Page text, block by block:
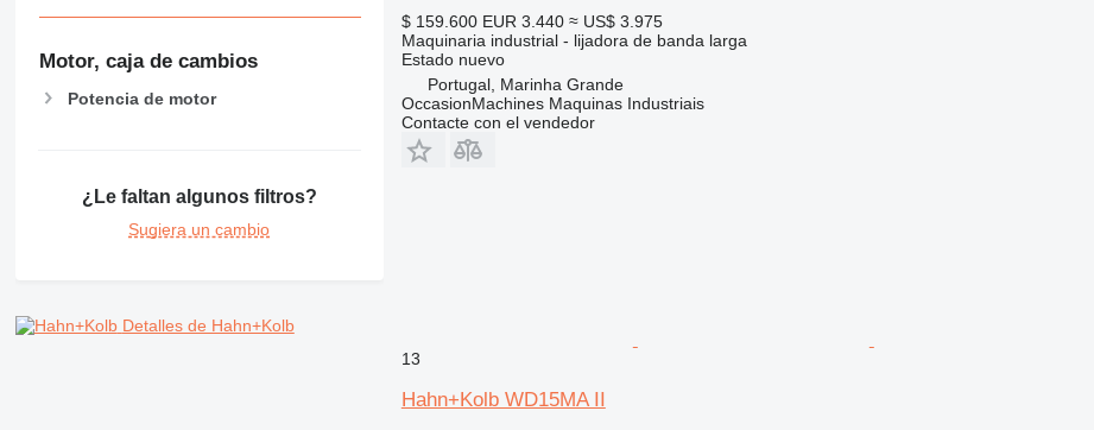
Motor, caja de cambios
Potencia de motor
¿Le faltan algunos filtros?
Sugiera un cambio
Detalles de Hahn+Kolb
$ 159.600 EUR 3.440 ≈ US$ 3.975
Maquinaria industrial - lijadora de banda larga
Estadonuevo
Portugal, Marinha Grande
OccasionMachines Maquinas Industriais
Contacte con el vendedor
13
Hahn+Kolb WD15MA II